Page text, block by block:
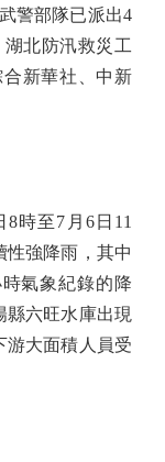
警部隊已派出4
北防汛救災工
新華社、中新
時至7月6日11
性強降雨，其中
氣象紀錄的降
縣六旺水庫出現
游大面積人員受